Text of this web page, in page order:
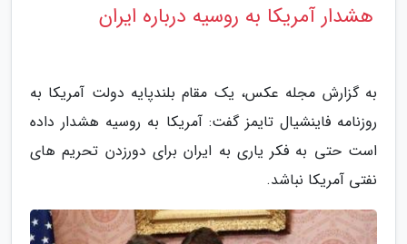
هشدار آمریکا به روسیه درباره ایران
به گزارش مجله عکس، یک مقام بلندپایه دولت آمریکا به
روزنامه فاینشیال تایمز گفت: آمریکا به روسیه هشدار داده
است حتی به فکر یاری به ایران برای دورزدن تحریم های
نفتی آمریکا نباشد.